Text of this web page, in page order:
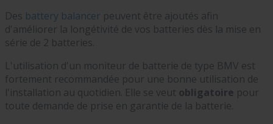
Des battery balancer peuvent être ajoutés afin
d'améliorer la longétivité de vos batteries dès la mise en
série de 2 batteries.
L'utilisation d'un moniteur de batterie de type BMV est
fortement recommandée pour une bonne utilisation de
l'installation au quotidien. Elle se veut obligatoire pour
toute demande de prise en garantie de la batterie.